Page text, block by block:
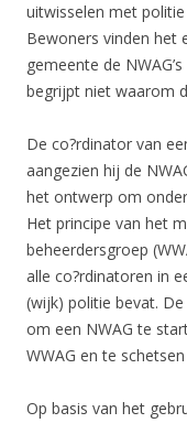
uitwisselen met
Bewoners vinden het
gemeente de
begrijpt niet waarom
De co?rdinator van
aangezien hij de
het ontwerp om
Het principe van het
beheerdersgroep
alle co?rdinatoren in
(wijk) politie bevat.
om een NWAG te
WWAG en te
Op basis van het